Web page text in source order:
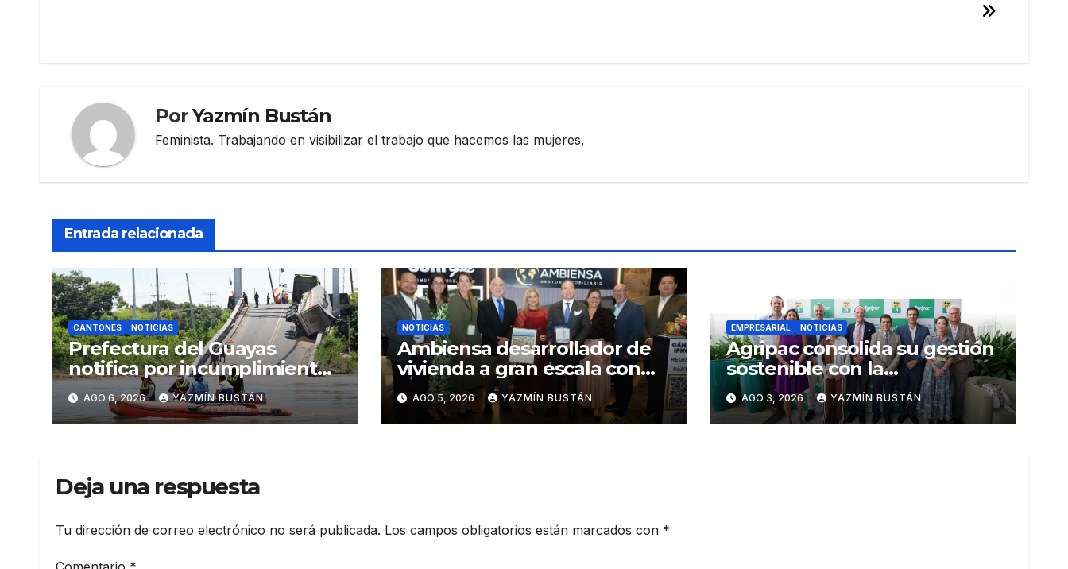
PorYazmín Bustán
Feminista. Trabajando en visibilizar el trabajo que hacemos las mujeres,
Entrada relacionada
CANTONES NOTICIAS
Prefectura del Guayas
notifica por incumplimiento
contractual a la
Concesionaria CONORTE y
exige celeridad en
Daule
AGO 6, 2026 YAZMÍN BUSTÁN
NOTICIAS
Ambiensa desarrollador de
vivienda a gran escala con
estándares internacionales
de sostenibilidad
AGO 5, 2026 YAZMÍN BUSTÁN
EMPRESARIAL NOTICIAS
Agripac consolida su gestión
sostenible con la
presentación de su octava
Memoria de Sostenibilidad
AGO 3, 2026 YAZMÍN BUSTÁN
Deja una respuesta
Tu dirección de correo electrónico no será publicada. Los campos obligatorios están marcados con *